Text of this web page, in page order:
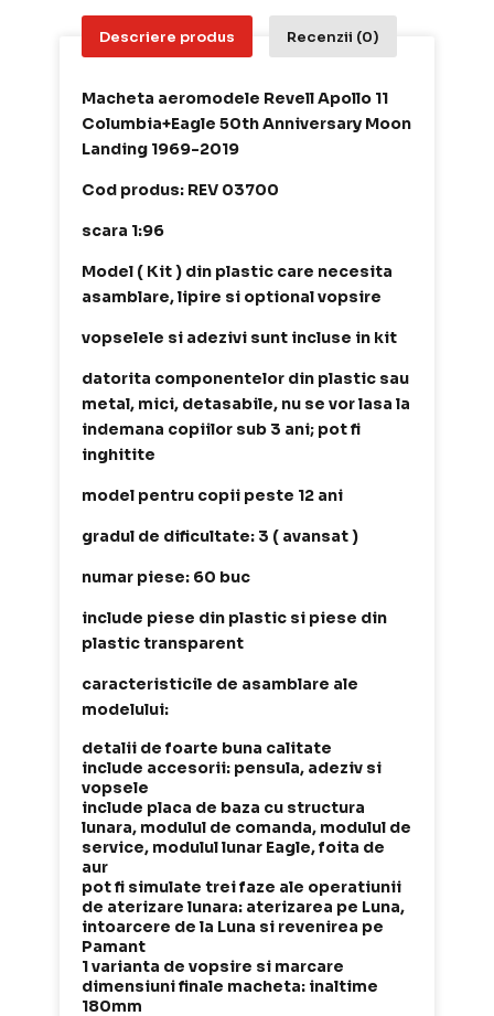
Descriere produs Recenzii (0)
Macheta aeromodele Revell Apollo 11
Columbia+Eagle 50th Anniversary Moon
Landing 1969-2019
Cod produs: REV 03700
scara 1:96
Model ( Kit ) din plastic care necesita
asamblare, lipire si optional vopsire
vopselele si adezivi sunt incluse in kit
datorita componentelor din plastic sau
metal, mici, detasabile, nu se vor lasa la
indemana copiilor sub 3 ani; pot fi
inghitite
model pentru copii peste 12 ani
gradul de dificultate: 3 ( avansat )
numar piese: 60 buc
include piese din plastic si piese din
plastic transparent
caracteristicile de asamblare ale
modelului:
detalii de foarte buna calitate
include accesorii: pensula, adeziv si
vopsele
include placa de baza cu structura
lunara, modulul de comanda, modulul de
service, modulul lunar Eagle, foita de
aur
pot fi simulate trei faze ale operatiunii
de aterizare lunara: aterizarea pe Luna,
intoarcere de la Luna si revenirea pe
Pamant
1 varianta de vopsire si marcare
dimensiuni finale macheta: inaltime
180mm